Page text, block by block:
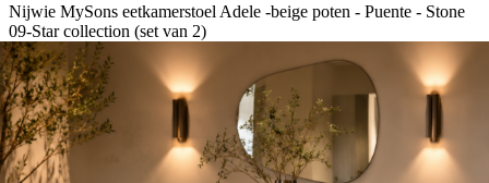
Nijwie MySons eetkamerstoel Adele -beige poten - Puente - Stone
09-Star collection (set van 2)